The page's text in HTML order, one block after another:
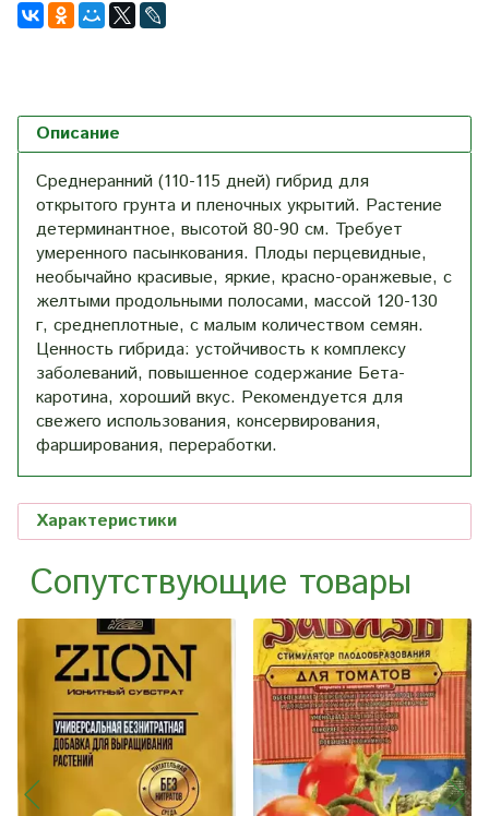
Описание
Среднеранний (110-115 дней) гибрид для
открытого грунта и пленочных укрытий. Растение
детерминантное, высотой 80-90 см. Требует
умеренного пасынкования. Плоды перцевидные,
необычайно красивые, яркие, красно-оранжевые, с
желтыми продольными полосами, массой 120-130
г, среднеплотные, с малым количеством семян.
Ценность гибрида: устойчивость к комплексу
заболеваний, повышенное содержание Бета-
каротина, хороший вкус. Рекомендуется для
свежего использования, консервирования,
фарширования, переработки.
Характеристики
Сопутствующие товары